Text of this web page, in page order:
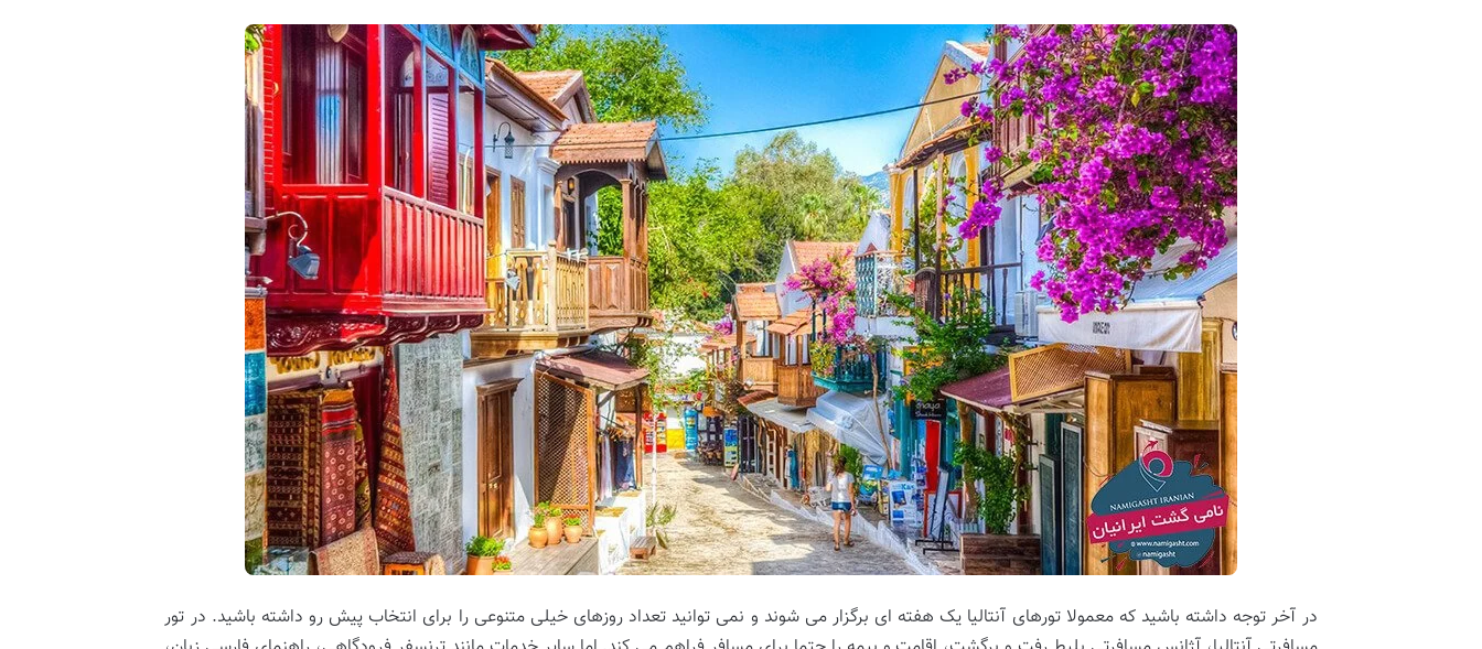
در آخر توجه داشته باشید که معمولا تورهای آنتالیا یک هفته ‌ای برگزار می شوند و نمی ‌توانید تعداد روزهای خیلی متنوعی را برای انتخاب پیش رو داشته باشید. در تور